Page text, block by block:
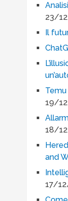
23/
Il
19/
18/
and
17/